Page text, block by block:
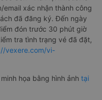
email xác nhận thành công
đã đăng ký. Đến ngày
đón trước 30 phút giờ
tra tình trạng vé đã đặt,
vexere.com/vi-
họa bằng hình ảnh tại